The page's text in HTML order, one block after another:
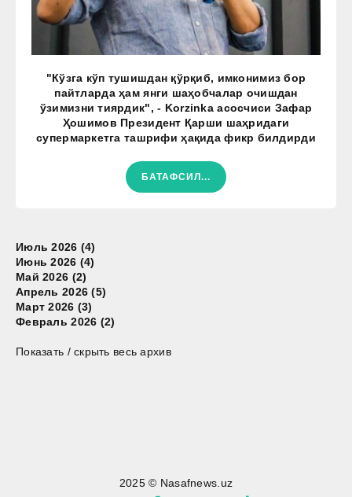
"Кўзга кўп тушишдан қўрқиб, имконимиз бор
пайтларда ҳам янги шаҳобчалар очишдан
ўзимизни тиярдик", - Korzinka асосчиси Зафар
Ҳошимов Президент Қарши шаҳридаги
супермаркетга ташрифи ҳақида фикр билдирди
БАТАФСИЛ...
Июль 2026 (4)
Июнь 2026 (4)
Май 2026 (2)
Апрель 2026 (5)
Март 2026 (3)
Февраль 2026 (2)
Показать / скрыть весь архив
2025 © Nasafnews.uz